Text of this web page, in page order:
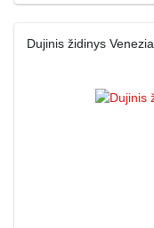
Dujinis židinys